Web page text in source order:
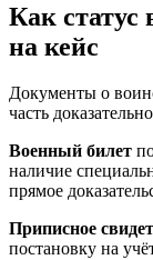
Как статус
на кейс
Документы о
часть
Военный билет
наличие
прямое
Приписное
постановку на